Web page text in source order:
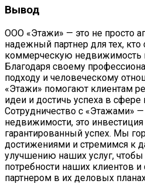
Вывод
ООО «Этажи» — это не просто
надежный партнер для тех, кто
коммерческую недвижимость
Благодаря своему
подходу и человеческому
«Этажи» помогают клиентам
идеи и достичь успеха в
Сотрудничество с «Этажами» —
недвижимости, это
гарантированный успех. Мы
достижениями и стремимся к
улучшению наших услуг, чтобы
потребности наших клиентов
партнером в их деловых